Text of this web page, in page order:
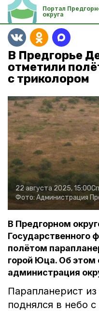
Портал
округа
В Предгорье
отметили
с триколором
22 августа 2025, 15:00
Фото: Администрация
В Предгорном
Государственного
полётом
горой Юца. Об этом
администрация
Парапланерист
поднялся в небо